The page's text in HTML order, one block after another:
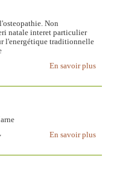
Non
natale interet particulier
l'energétique traditionnelle
En savoir plus
En savoir plus